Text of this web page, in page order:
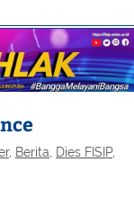
, Berita Dies FISIP,